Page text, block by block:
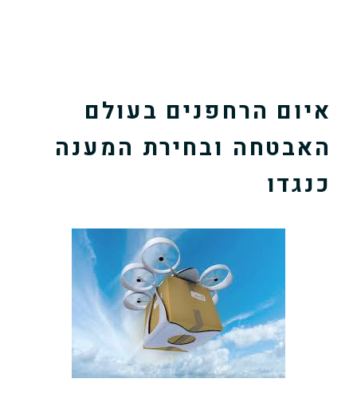
איום הרחפנים בעולם
האבטחה ובחירת המענה
כנגדו